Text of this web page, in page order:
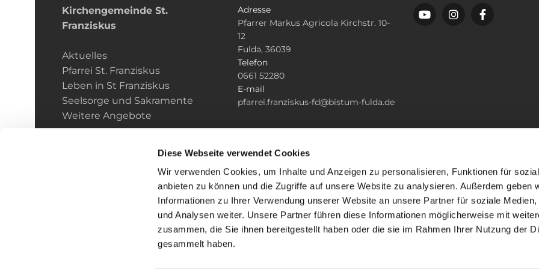
Diese Webseite verwendet Cookies
Wir verwenden Cookies, um Inhalte und Anzeigen zu personalisieren, Funktionen für
anbieten zu können und die Zugriffe auf unsere Website zu analysieren. Außerdem geben
Informationen zu Ihrer Verwendung unserer Website an unsere Partner für soziale Medien,
und Analysen weiter. Unsere Partner führen diese Informationen möglicherweise mit
zusammen, die Sie ihnen bereitgestellt haben oder die sie im Rahmen Ihrer Nutzung der
gesammelt haben.
Kirchengemeinde­­ St.
Franziskus
Aktuelles
Pfarrei St. Franziskus
Leben in St Franziskus
Seelsorge und Sakramente
Weitere Angebote
Adresse
Pfarrer Markus Agricola Kirchstr. 10-
12
Fulda, 36039
Telefon
0661 52280
E-mail
pfarrei.franziskus-fd@bistum-fulda.de
Impressum Datenschutzerklärung ChurchDesk-